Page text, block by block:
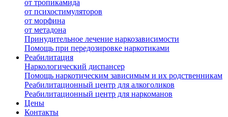
от тропикамида
от психостимуляторов
от морфина
от метадона
Принудительное лечение наркозависимости
Помощь при передозировке наркотиками
Реабилитация
Наркологический диспансер
Помощь наркотическим зависимым и их родственникам
Реабилитационный центр для алкоголиков
Реабилитационный центр для наркоманов
Цены
Контакты